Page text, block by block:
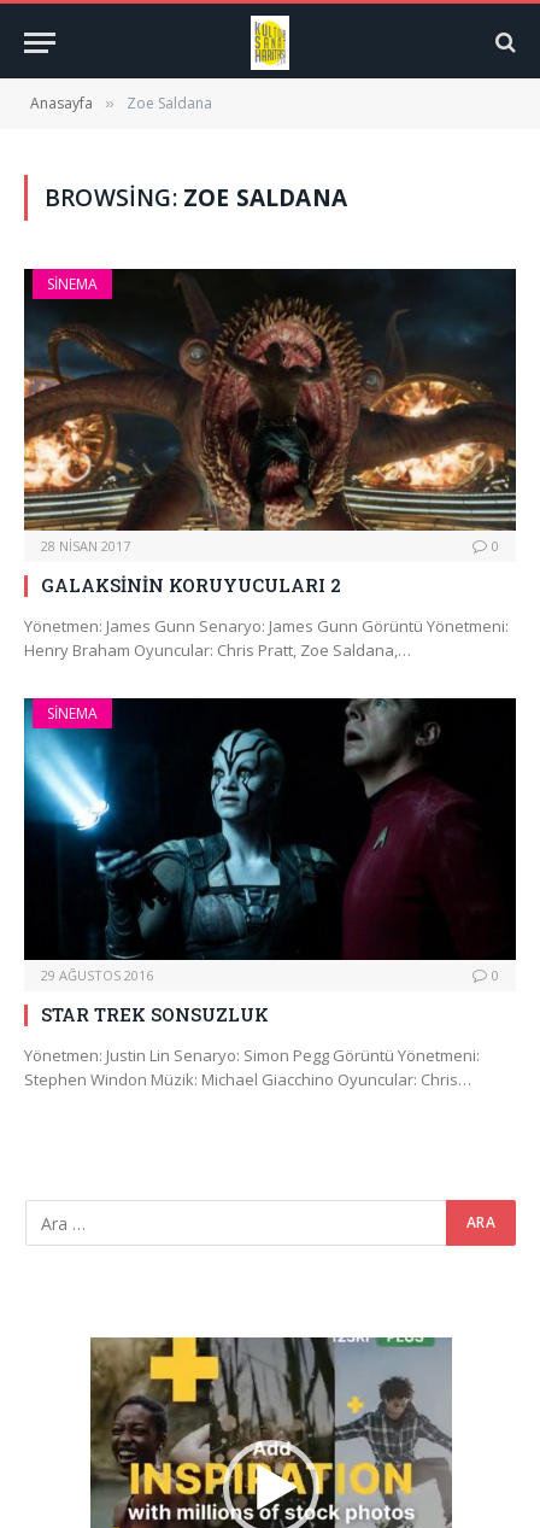
Anasayfa » Zoe Saldana
BROWSING: ZOE SALDANA
SINEMA
28 NISAN 2017 0
GALAKSİNİN KORUYUCULARI 2
Yönetmen: James Gunn Senaryo: James Gunn Görüntü Yönetmeni:
Henry Braham Oyuncular: Chris Pratt, Zoe Saldana,…
SINEMA
29 AĞUSTOS 2016 0
STAR TREK SONSUZLUK
Yönetmen: Justin Lin Senaryo: Simon Pegg Görüntü Yönetmeni:
Stephen Windon Müzik: Michael Giacchino Oyuncular: Chris…
Video
oynatıcı